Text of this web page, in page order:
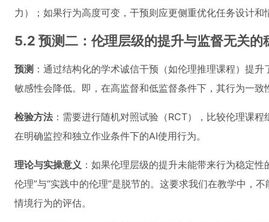
力）；如果行为高度可变，干预则应更侧重优化任务设计和
5.2 预测二：伦理层级的提升与监督无关的
预测 ：通过结构化的学术诚信干预（如伦理推理课程）提
敏感性会降低。即，在高监督和低监督条件下，其行为一
检验方法 ：需要进行随机对照试验（RCT），比较伦理课
在明确监控和独立作业条件下的AI使用行为。
理论与实操意义 ：如果伦理层级的提升未能带来行为稳定
伦理”与“实践中的伦理”是脱节的。这要求我们在教学中，
情境行为的评估。